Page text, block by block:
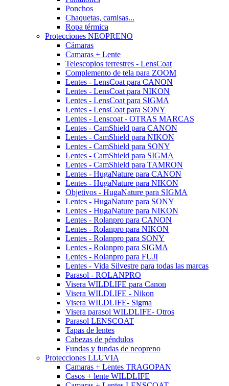
Ponchos
Chaquetas, camisas...
Ropa térmica
Protecciones NEOPRENO
Cámaras
Camaras + Lente
Telescopios terrestres - LensCoat
Complemento de tela para ZOOM
Lentes - LensCoat para CANON
Lentes - LensCoat para NIKON
Lentes - LensCoat para SIGMA
Lentes - LensCoat para SONY
Lentes - Lenscoat - OTRAS MARCAS
Lentes - CamShield para CANON
Lentes - CamShield para NIKON
Lentes - CamShield para SONY
Lentes - CamShield para SIGMA
Lentes - CamShield para TAMRON
Lentes - HugaNature para CANON
Lentes - HugaNature para NIKON
Objetivos - HugaNature para SIGMA
Lentes - HugaNature para SONY
Lentes - HugaNature para NIKON
Lentes - Rolanpro para CANON
Lentes - Rolanpro para NIKON
Lentes - Rolanpro para SONY
Lentes - Rolanpro para SIGMA
Lentes - Rolanpro para FUJI
Lentes - Vida Silvestre para todas las marcas
Parasol - ROLANPRO
Visera WILDLIFE para Canon
Visera WILDLIFE - Nikon
Visera WILDLIFE- Sigma
Visera parasol WILDLIFE- Otros
Parasol LENSCOAT
Tapas de lentes
Cabezas de péndulos
Fundas y fundas de neopreno
Protecciones LLUVIA
Camaras + Lentes TRAGOPAN
Casos + lente WILDLIFE